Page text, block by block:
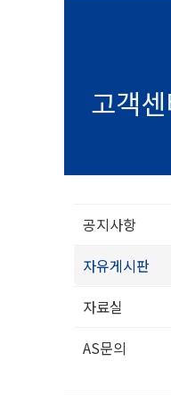
고객
공지사항
자유게시판
자료실
AS문의